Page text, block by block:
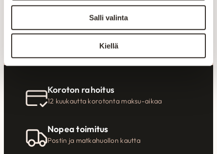
Salli valinta
Kiellä
Liity
Koroton rahoitus
12 kuukautta korotonta maksu-aikaa
Nopea toimitus
Postin ja matkahuollon kautta